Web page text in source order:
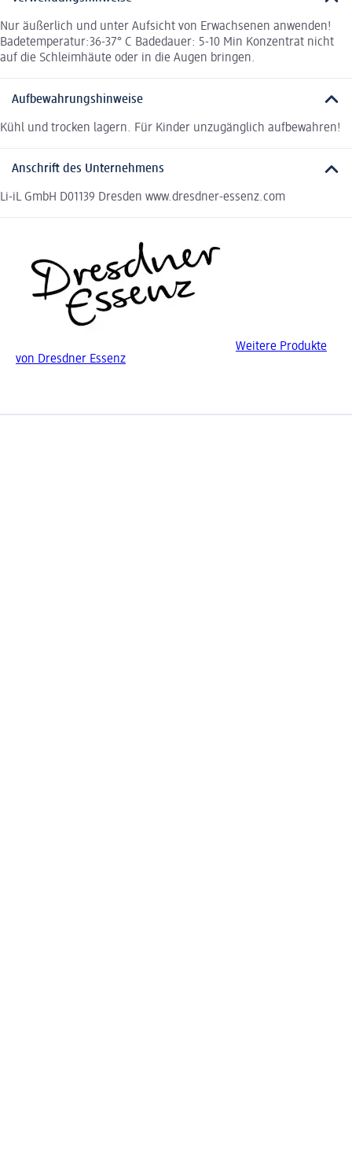
Nur äußerlich und unter Aufsicht von Erwachsenen anwenden!
Badetemperatur:36-37° C Badedauer: 5-10 Min Konzentrat nicht
auf die Schleimhäute oder in die Augen bringen.
Aufbewahrungshinweise
Kühl und trocken lagern. Für Kinder unzugänglich aufbewahren!
Anschrift des Unternehmens
Li-iL GmbH D01139 Dresden www.dresdner-essenz.com
Weitere Produkte
von Dresdner Essenz